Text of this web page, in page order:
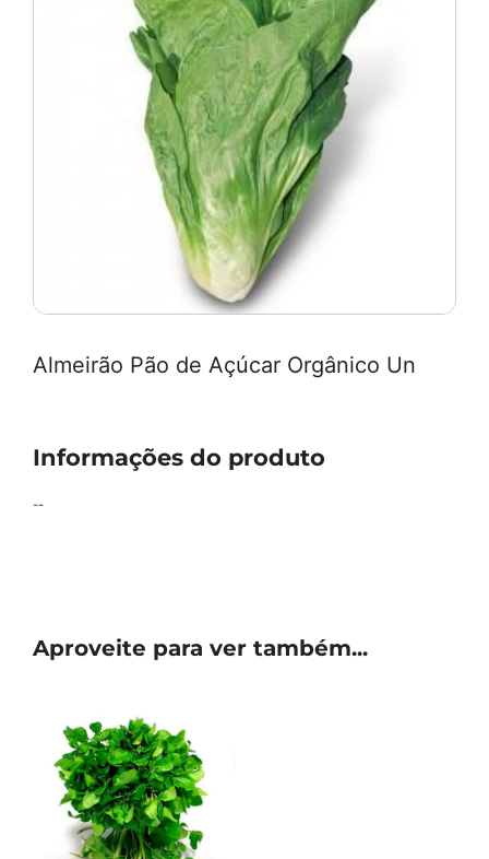
Almeirão Pão de Açúcar Orgânico Un
Informações do produto
--
Aproveite para ver também...